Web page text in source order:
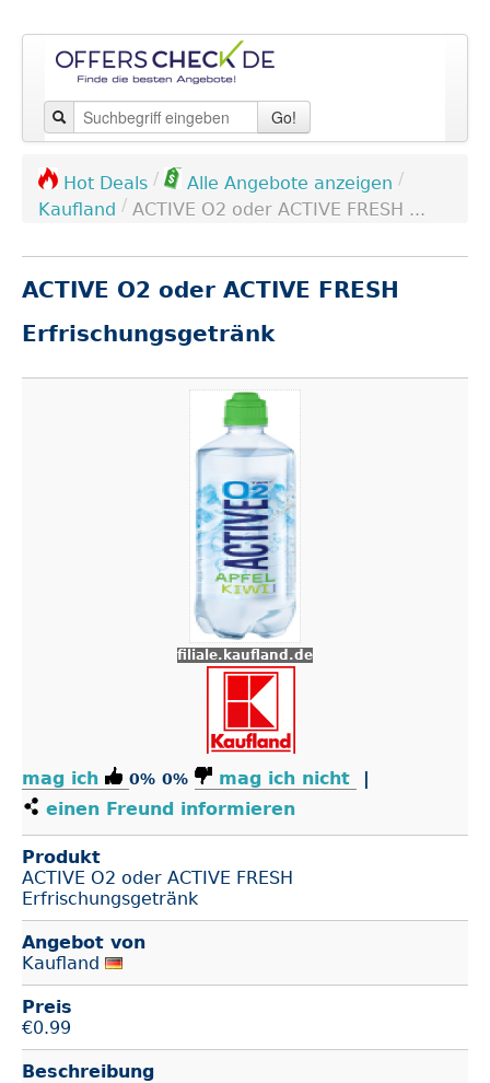
Go!
Hot Deals / Alle Angebote anzeigen /
Kaufland / ACTIVE O2 oder ACTIVE FRESH ...
ACTIVE O2 oder ACTIVE FRESH
Erfrischungsgetränk
filiale.kaufland.de
mag ich 0% 0% mag ich nicht
|
einen Freund informieren
Produkt
ACTIVE O2 oder ACTIVE FRESH
Erfrischungsgetränk
Angebot von
Kaufland
Preis
€0.99
Beschreibung